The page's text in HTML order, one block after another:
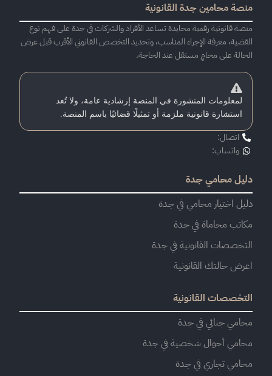
منصة محامين جدة القانونية
منصة قانونية رقمية محايدة تساعد الأفراد والشركات في جدة على فهم نوع
القضية، معرفة الإجراء المناسب، وتحديد التخصص القانوني الأقرب قبل عرض
الحالة على محامٍ مستقل عند الحاجة.
لمعلومات المنشورة في المنصة إرشادية عامة، ولا تُعد
استشارة قانونية ملزمة أو تمثيلًا قضائيًا باسم المنصة.
اتصال:
واتساب:
دليل محامي جدة
دليل اختيار محامي في جدة
مكاتب محاماة في جدة
التخصصات القانونية في جدة
اعرض حالتك القانونية
التخصصات القانونية
محامي جنائي في جدة
محامي أحوال شخصية في جدة
محامي تجاري في جدة